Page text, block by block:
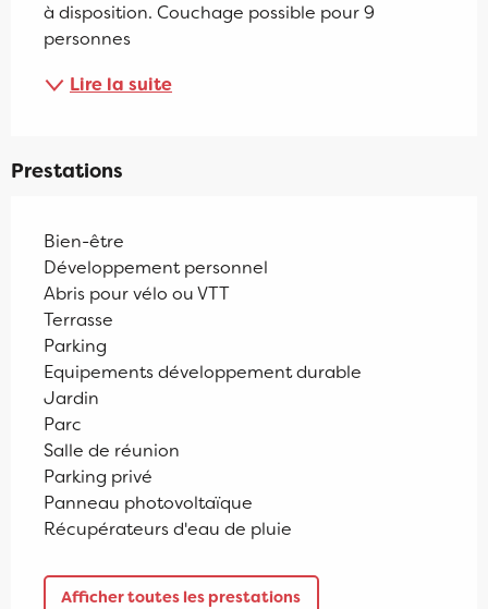
à disposition. Couchage possible pour 9
personnes
Lire la suite
Prestations
Bien-être
Développement personnel
Abris pour vélo ou VTT
Terrasse
Parking
Equipements développement durable
Jardin
Parc
Salle de réunion
Parking privé
Panneau photovoltaïque
Récupérateurs d'eau de pluie
Afficher toutes les prestations